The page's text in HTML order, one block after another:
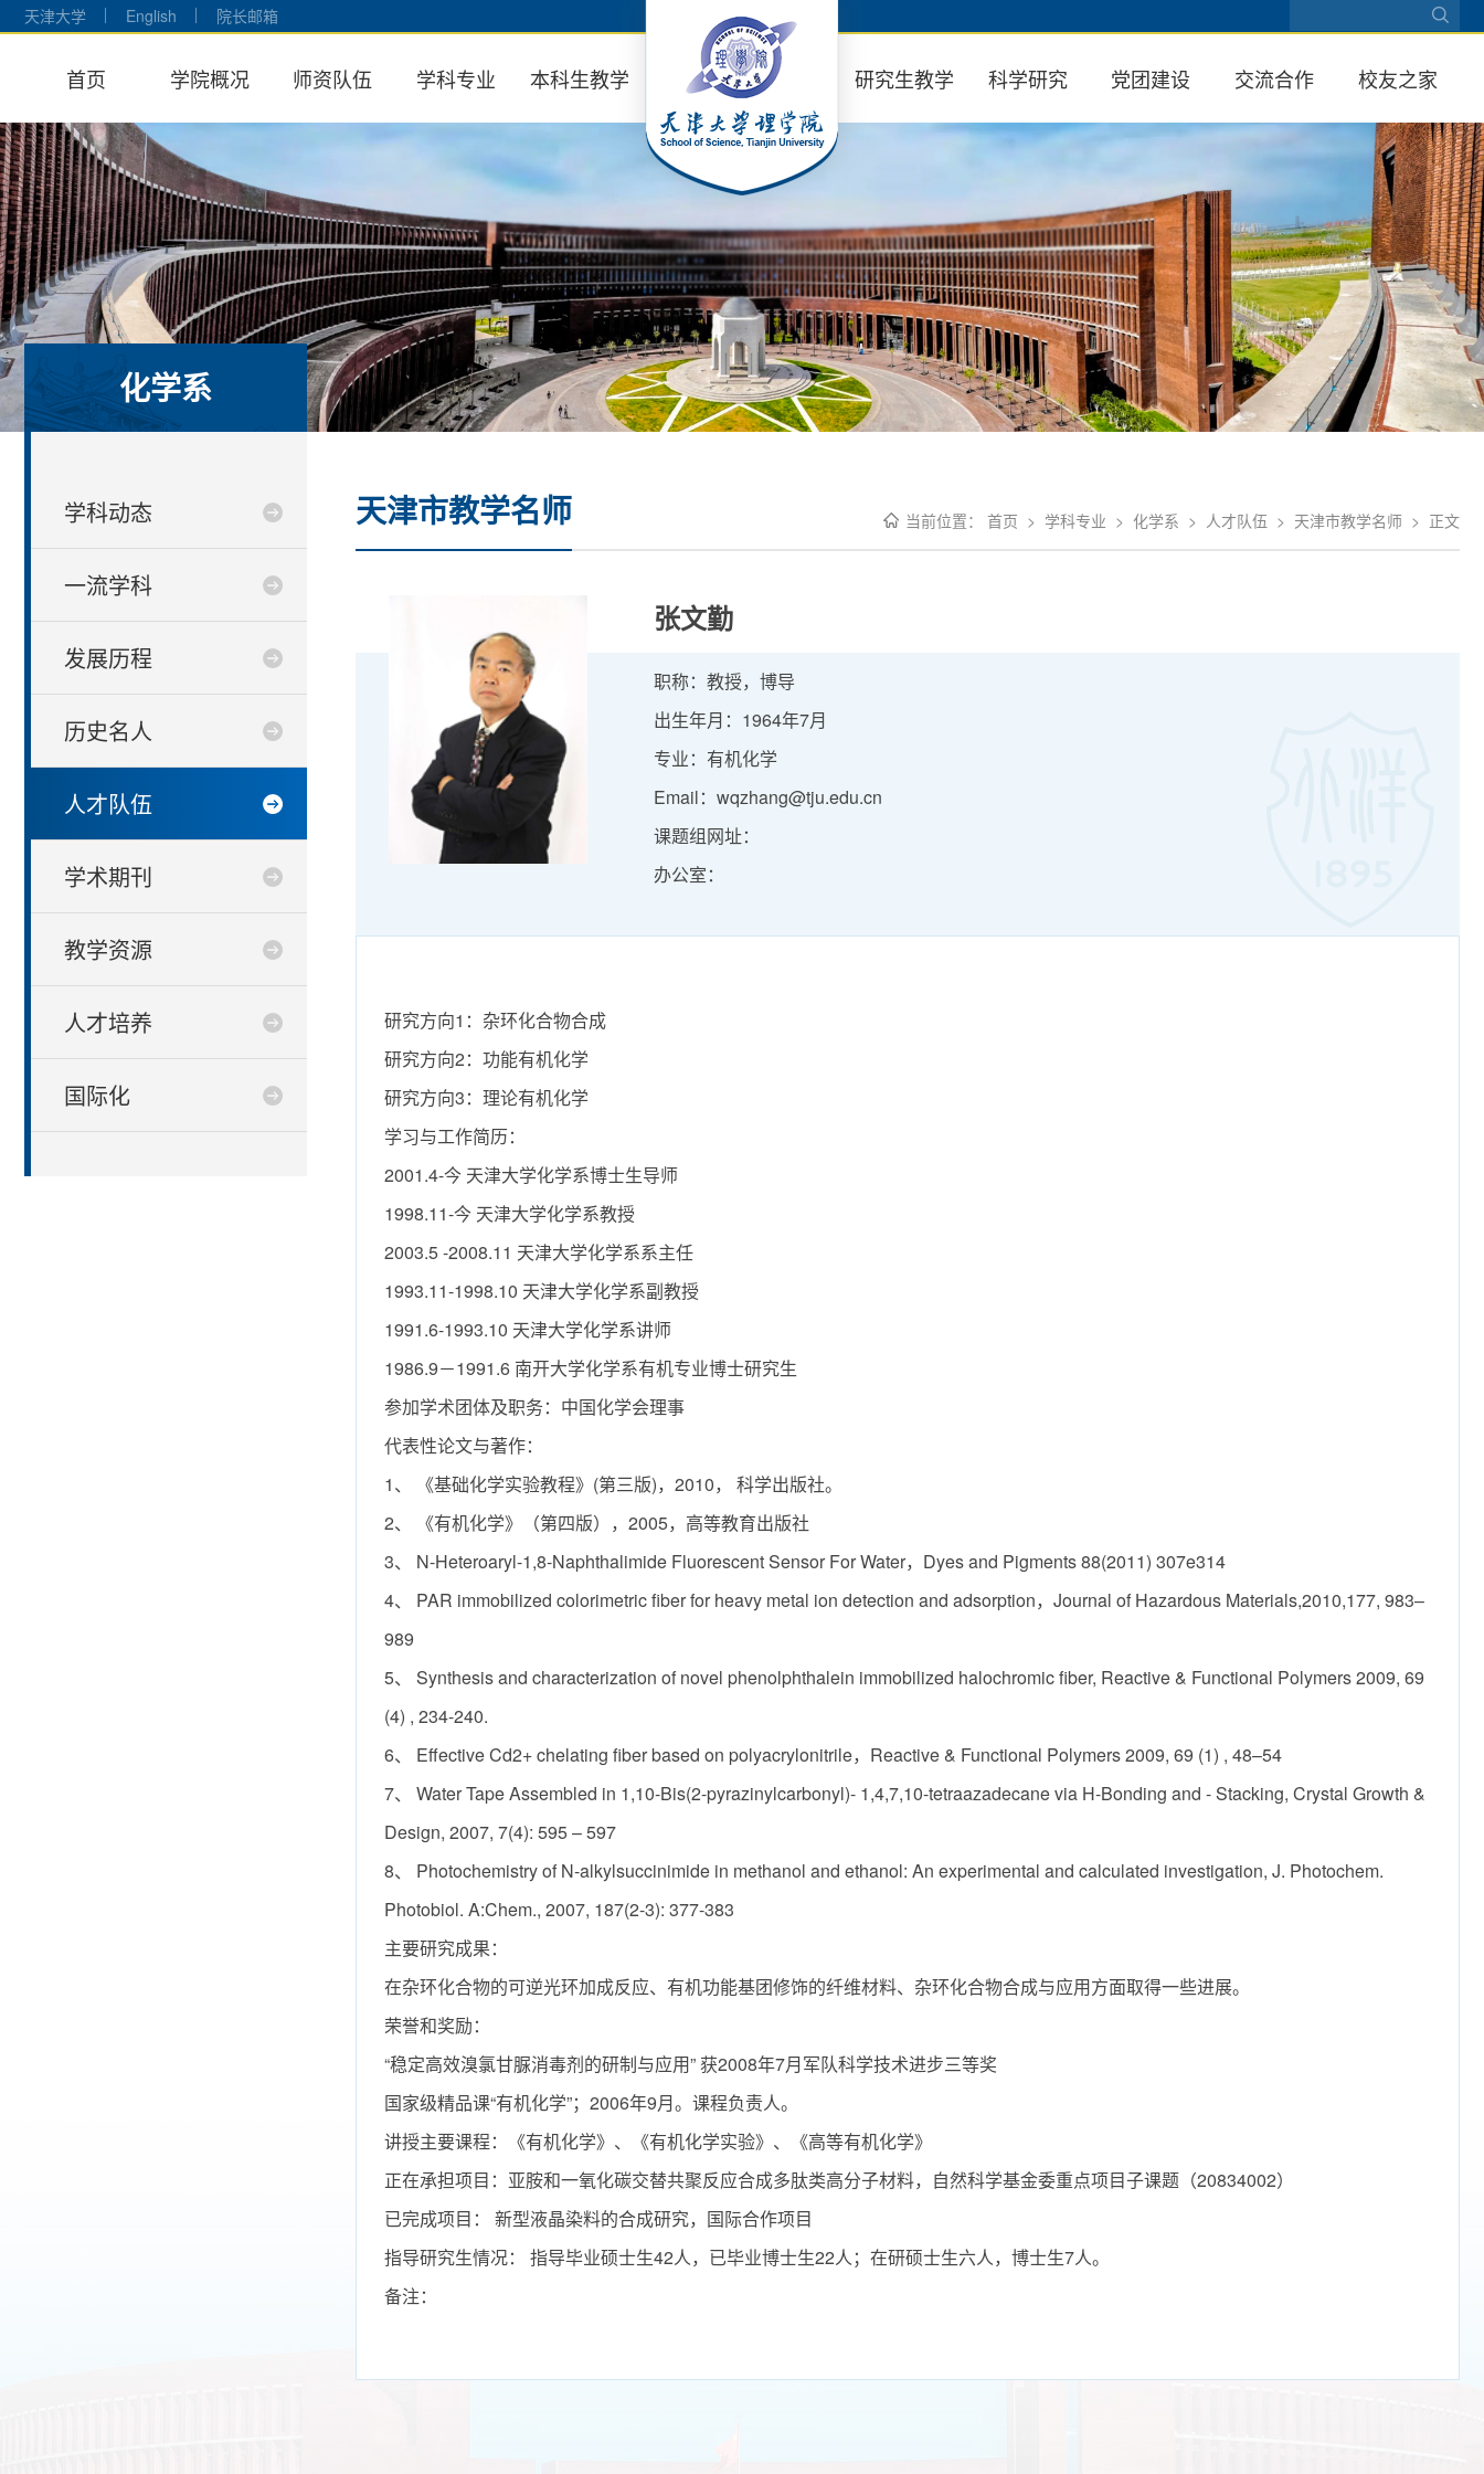
天津大学 English 院长邮箱
首页 学院概况 师资队伍 学科专业 本科生教学 研究生教学 科学研究 党团建设 交流合作 校友之家
化学系
学科动态
一流学科
发展历程
历史名人
人才队伍
学术期刊
教学资源
人才培养
国际化
当前位置： 首页 > 学科专业 > 化学系 > 人才队伍 > 天津市教学名师 > 正文
天津市教学名师
张文勤
职称：教授，博导
出生年月：1964年7月
专业：有机化学
Email：wqzhang@tju.edu.cn
课题组网址：
办公室：
研究方向1：杂环化合物合成
研究方向2：功能有机化学
研究方向3：理论有机化学
学习与工作简历：
2001.4-今 天津大学化学系博士生导师
1998.11-今 天津大学化学系教授
2003.5 -2008.11 天津大学化学系系主任
1993.11-1998.10 天津大学化学系副教授
1991.6-1993.10 天津大学化学系讲师
1986.9－1991.6 南开大学化学系有机专业博士研究生
参加学术团体及职务：中国化学会理事
代表性论文与著作：
1、 《基础化学实验教程》(第三版)，2010， 科学出版社。
2、 《有机化学》（第四版），2005，高等教育出版社
3、 N-Heteroaryl-1,8-Naphthalimide Fluorescent Sensor For Water，Dyes and Pigments 88(2011) 307e314
4、 PAR immobilized colorimetric fiber for heavy metal ion detection and adsorption，Journal of Hazardous Materials,2010,177, 983–
989
5、 Synthesis and characterization of novel phenolphthalein immobilized halochromic fiber, Reactive & Functional Polymers 2009, 69
(4) , 234-240.
6、 Effective Cd2+ chelating fiber based on polyacrylonitrile，Reactive & Functional Polymers 2009, 69 (1) , 48–54
7、 Water Tape Assembled in 1,10-Bis(2-pyrazinylcarbonyl)- 1,4,7,10-tetraazadecane via H-Bonding and - Stacking, Crystal Growth &
Design, 2007, 7(4): 595 – 597
8、 Photochemistry of N-alkylsuccinimide in methanol and ethanol: An experimental and calculated investigation, J. Photochem.
Photobiol. A:Chem., 2007, 187(2-3): 377-383
主要研究成果：
在杂环化合物的可逆光环加成反应、有机功能基团修饰的纤维材料、杂环化合物合成与应用方面取得一些进展。
荣誉和奖励：
“稳定高效溴氯甘脲消毒剂的研制与应用” 获2008年7月军队科学技术进步三等奖
国家级精品课“有机化学”；2006年9月。课程负责人。
讲授主要课程：《有机化学》、《有机化学实验》、《高等有机化学》
正在承担项目：亚胺和一氧化碳交替共聚反应合成多肽类高分子材料，自然科学基金委重点项目子课题（20834002）
已完成项目： 新型液晶染料的合成研究，国际合作项目
指导研究生情况： 指导毕业硕士生42人，已毕业博士生22人；在研硕士生六人，博士生7人。
备注：